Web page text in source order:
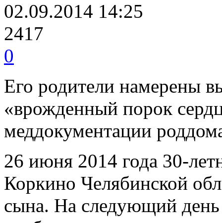
02.09.2014 14:25
2417
0
Его родители намерены
«врожденный порок
меддокументации
26 июня 2014 года 30-
Коркино Челябинской
сына. На следующий день